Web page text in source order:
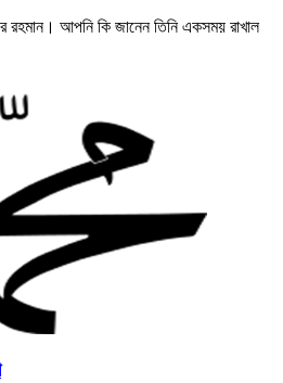
রহমান। আপনি কি জানেন তিনি একসময় রাখাল